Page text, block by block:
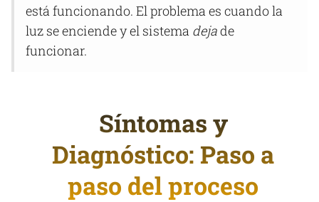
está funcionando. El problema es cuando la
luz se enciende y el sistema dejade
funcionar.
Síntomas y
Diagnóstico: Paso a
paso del proceso